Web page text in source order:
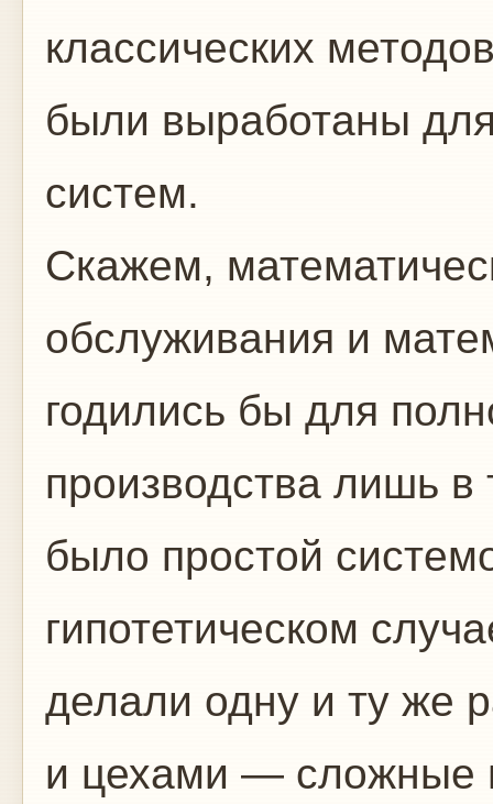
классических
были выработаны
систем.
Скажем,
обслуживания и
годились бы для
производства лишь
было простой
гипотетическом
делали одну и ту же
и цехами — сложные